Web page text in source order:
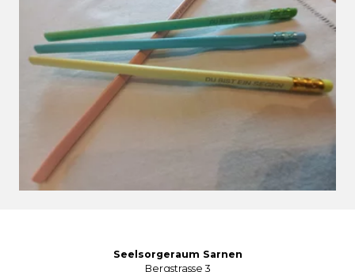
Seelsorgeraum Sarnen
Bergstrasse 3